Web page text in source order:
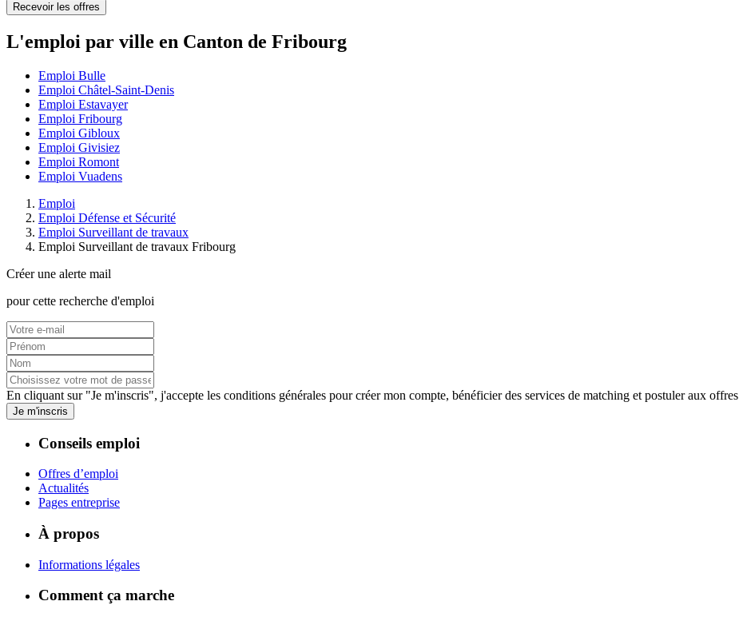
Recevoir les offres
L'emploi par ville en Canton de Fribourg
Emploi Bulle
Emploi Châtel-Saint-Denis
Emploi Estavayer
Emploi Fribourg
Emploi Gibloux
Emploi Givisiez
Emploi Romont
Emploi Vuadens
Emploi
Emploi Défense et Sécurité
Emploi Surveillant de travaux
Emploi Surveillant de travaux Fribourg
Créer une alerte mail
pour cette recherche d'emploi
En cliquant sur "Je m'inscris", j'accepte les conditions générales pour créer mon compte, bénéficier des services de matching et postuler aux offres
Je m'inscris
Conseils emploi
Offres d’emploi
Actualités
Pages entreprise
À propos
Informations légales
Comment ça marche